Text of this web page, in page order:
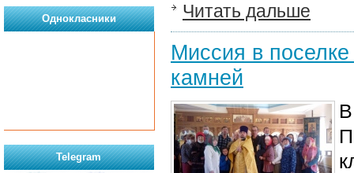
Читать дальше
Миссия в
камней
Однокласники
Telegram